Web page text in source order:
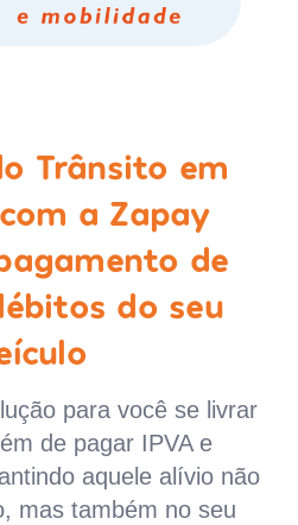
Trânsito em
a Zapay
de
do seu
para você se livrar
de pagar IPVA e
aquele alívio não
mas também no seu